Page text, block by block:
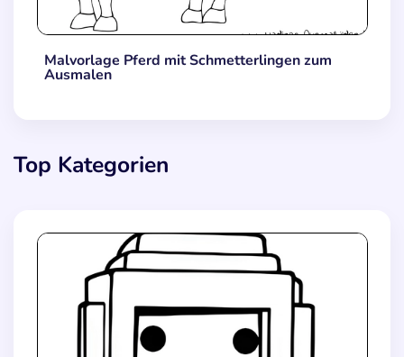
Malvorlage Pferd mit Schmetterlingen zum
Ausmalen
Top Kategorien